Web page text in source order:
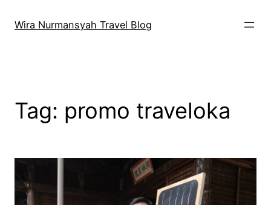
Wira Nurmansyah Travel Blog
Tag: promo traveloka